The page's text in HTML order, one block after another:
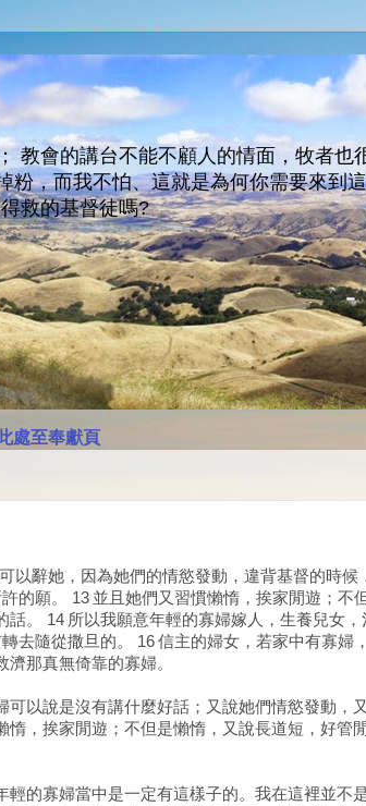
教會的講台不能不顧人的情面，牧者
粉，而我不怕、這就是為何你需要來
救的基督徒嗎?
處至奉獻頁
以辭她，因為她們的情慾發動，違背基督的時候
的願。 13 並且她們又習慣懶惰，挨家閒遊；不
。 14 所以我願意年輕的寡婦嫁人，生養兒女，
去隨從撒旦的。 16 信主的婦女，若家中有寡婦
那真無倚靠的寡婦。
以說是沒有講什麼好話；又說她們情慾發動，
，挨家閒遊；不但是懶惰，又說長道短，好管
的寡婦當中是一定有這樣子的。我在這裡並不